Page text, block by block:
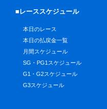
■レーススケジュール
本日のレース
本日の払戻金一覧
月間スケジュール
SG・PG1スケジュール
G1・G2スケジュール
G3スケジュール